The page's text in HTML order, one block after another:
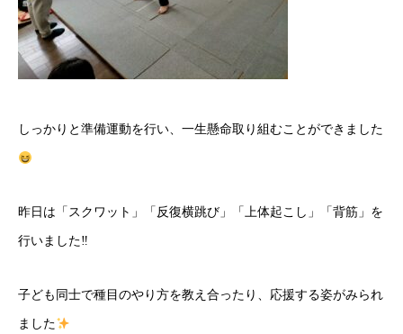
しっかりと準備運動を行い、一生懸命取り組むことができました
昨日は「スクワット」「反復横跳び」「上体起こし」「背筋」を
行いました‼
子ども同士で種目のやり方を教え合ったり、応援する姿がみられ
ました